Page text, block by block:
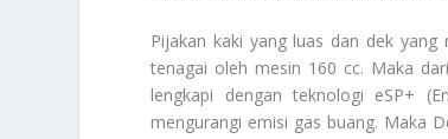
Pijakan kaki yang luas dan dek
tenagai oleh mesin 160 cc. Maka
lengkapi dengan teknologi eSP+
mengurangi emisi gas buang. Maka